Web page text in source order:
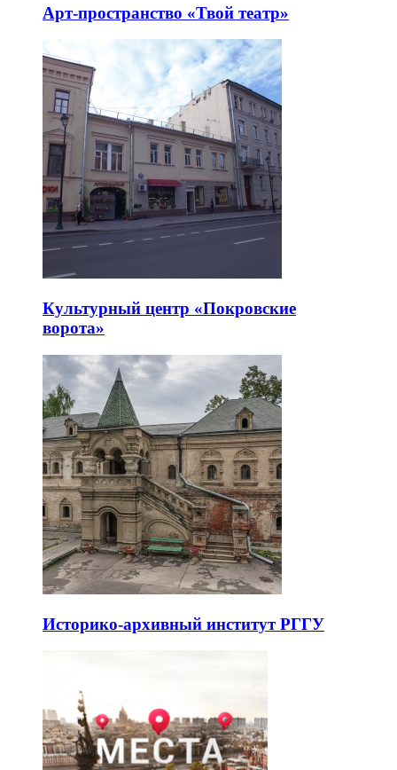
Арт-пространство «Твой театр»
Культурный центр «Покровские
ворота»
Историко-архивный институт РГГУ